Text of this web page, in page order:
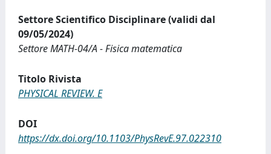
Settore Scientifico Disciplinare (validi dal
09/05/2024)
Settore MATH-04/A - Fisica matematica
Titolo Rivista
PHYSICAL REVIEW. E
DOI
https://dx.doi.org/10.1103/PhysRevE.97.022310